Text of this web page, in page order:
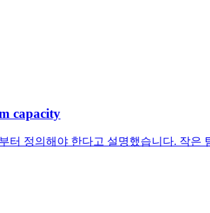
capacity
터 정의해야 한다고 설명했습니다. 작